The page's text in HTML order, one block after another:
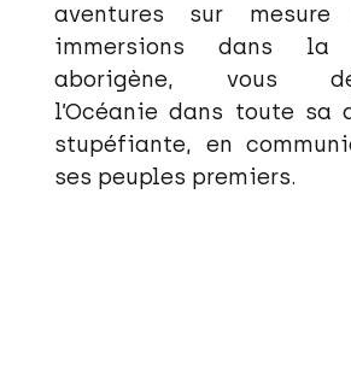
aventures sur
immersions dans la
aborigène, vous
l’Océanie dans toute sa
stupéfiante, en
ses peuples premiers.